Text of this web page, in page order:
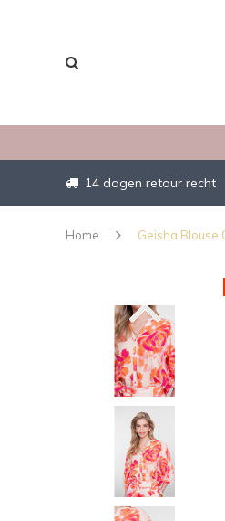
14 dagen retour recht
Home Geisha Blouse